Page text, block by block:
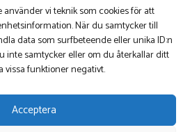
använder vi teknik som cookies för att
När du samtycker till
data som surfbeteende eller unika ID:n
inte samtycker eller om du återkallar ditt
vissa funktioner negativt.
Acceptera